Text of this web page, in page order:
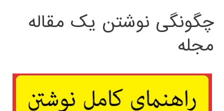
چگونگی نوشتن یک مقاله
مجله